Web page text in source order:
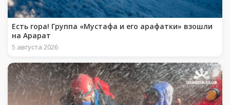
Есть гора! Группа «Мустафа и его арафатки» взошли
на Арарат
5 августа 2026